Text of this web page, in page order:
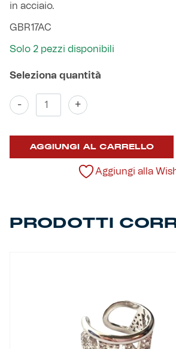
Robe di Kappa x Genoa
Vintage Collection
Kids
Isolani x Genoa
in acciaio.
GBR17AC
Solo 2 pezzi disponibili
-
Bracciale
acciaio
tondini
rossoblu
quantità
+
AGGIUNGI AL CARRELLO
Aggiungi alla
PRODOTTI